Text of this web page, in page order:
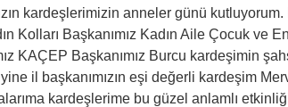
kardeşlerimizin anneler günü
Kolları Başkanımız Kadın Aile Çocuk ve
KAÇEP Başkanımız Burcu kardeşimin
il başkanımızın eşi değerli kardeşim
kardeşlerime bu güzel anlamlı